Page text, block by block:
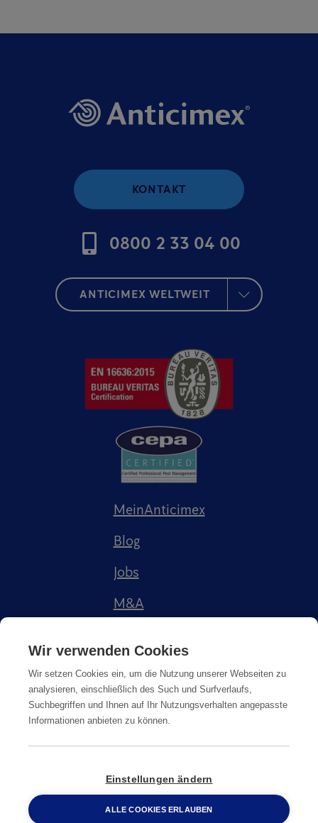
KONTAKT
0800 2 33 04 00
ANTICIMEX WELTWEIT
MeinAnticimex
Blog
Jobs
M&A
Cookie-Richtlinie
© Copyright2026Anticimex
0800 2 33 04 00
Wir verwenden Cookies
Wir setzen Cookies ein, um die Nutzung unserer Webseiten zu
analysieren, einschließlich des Such und Surfverlaufs,
Suchbegriffen und Ihnen auf Ihr Nutzungsverhalten angepasste
Informationen anbieten zu können.
Einstellungen ändern
ALLE COOKIES ERLAUBEN